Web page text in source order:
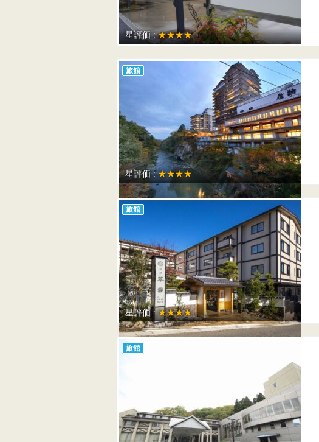
星評価 :★★★★
旅館
星評価 :★★★★
旅館
星評価 :★★★★
旅館